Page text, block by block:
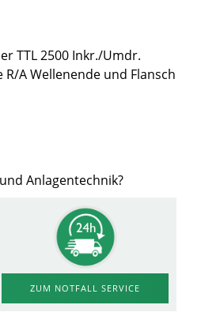
TTL 2500 Inkr./Umdr.
A Wellenende und Flansch
Anlagentechnik?
ZUM NOTFALL SERVICE